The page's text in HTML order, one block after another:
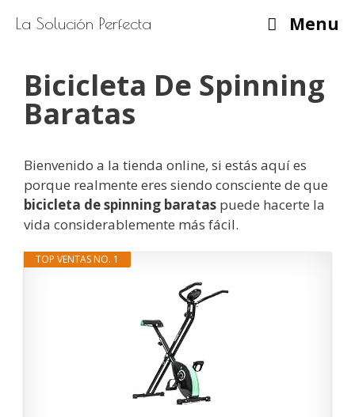
La Solución Perfecta Menu
Bicicleta De Spinning
Baratas
Bienvenido a la tienda online, si estás aquí es
porque realmente eres siendo consciente de que
bicicleta de spinning baratas puede hacerte la
vida considerablemente más fácil.
TOP VENTAS NO. 1